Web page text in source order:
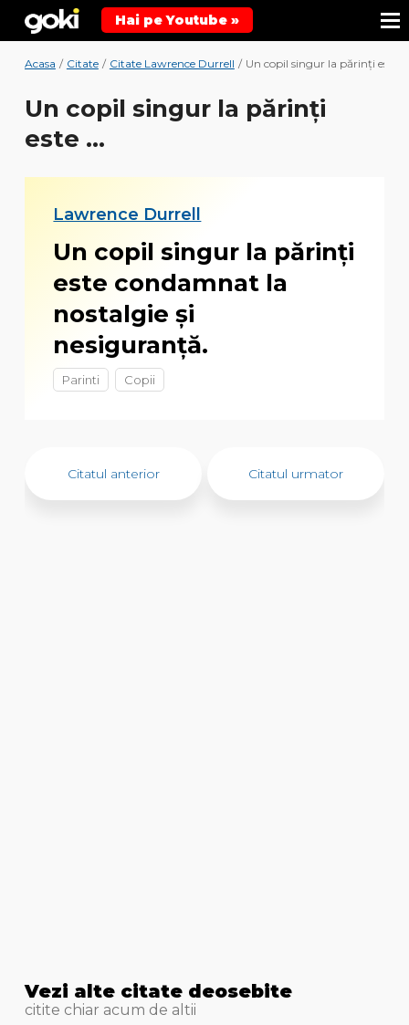
Hai pe Youtube »
Acasa / Citate / Citate Lawrence Durrell / Un copil singur la părinţi este ...
Un copil singur la părinţi
este ...
Lawrence Durrell
Un copil singur la părinţi
este condamnat la
nostalgie şi
nesiguranţă.
Parinti Copii
Citatul anterior Citatul urmator
Vezi alte citate deosebite
citite chiar acum de altii